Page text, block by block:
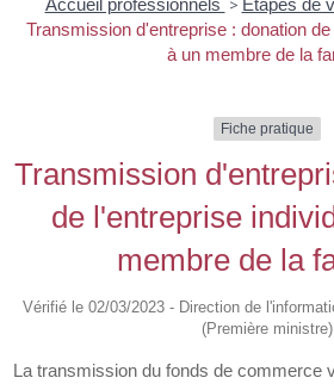
Accueil professionnels > Étapes de
Transmission d'entreprise : donation
à un membre de la
Fiche pratique
Transmission
de l'entreprise
membre de la
Vérifié le 02/03/2023 - Direction de
(Première ministre)
La transmission du fonds de commerce